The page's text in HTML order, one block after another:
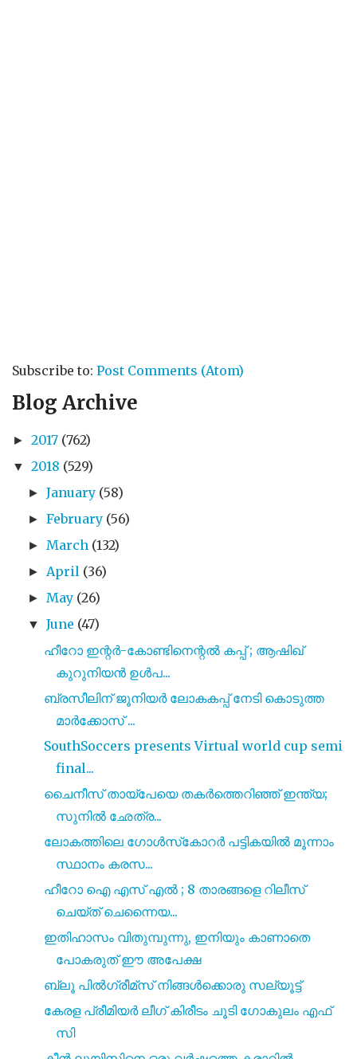
Subscribe to: Post Comments (Atom)
Blog Archive
► 2017 (762)
▼ 2018 (529)
►January (58)
►February (56)
► March (132)
► April (36)
► May (26)
▼ June (47)
ഹീറോ ഇന്റർ-കോണ്ടിനെന്റൽ കപ്പ് ; ആഷിഖ്
കുറുനിയൻ ഉൾപ...
ബ്രസീലിന് ജൂനിയർ ലോകകപ്പ് നേടി കൊടുത്ത
മാർക്കോസ് ...
SouthSoccers presents Virtual world cup semi
final...
ചൈനീസ് തായ്‌പേയെ തകർത്തെറിഞ്ഞ് ഇന്ത്യ;
സുനിൽ ഛേത്ര...
ലോകത്തിലെ ഗോൾസ്‌കോറർ പട്ടികയിൽ മൂന്നാം
സ്ഥാനം കരസ...
ഹീറോ ഐ എസ്‌ എൽ ; 8 താരങ്ങളെ റിലീസ്
ചെയ്‌ത് ചെന്നൈയ...
ഇതിഹാസം വിതുമ്പുന്നു, ഇനിയും കാണാതെ
പോകരുത് ഈ അപേക്ഷ
ബ്ലൂ പിൽഗ്രീമ്സ് നിങ്ങൾക്കൊരു സല്യൂട്ട്
കേരള പ്രീമിയർ ലീഗ് കിരീടം ചൂടി ഗോകുലം എഫ്
സി